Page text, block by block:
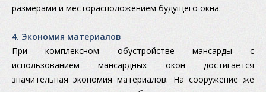
размерами и месторасположением будущего окна.
4. Экономия материалов
При комплексном обустройстве мансарды с
использованием мансардных окон достигается
значительная экономия материалов. На сооружение же